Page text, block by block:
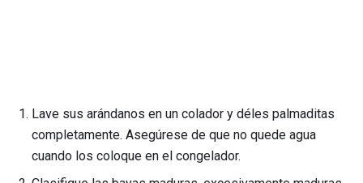
Lave sus arándanos en un colador y déles palmaditas
completamente. Asegúrese de que no quede agua
cuando los coloque en el congelador.